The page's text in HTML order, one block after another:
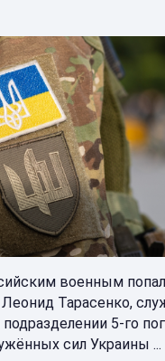
военным попал
Леонид Тарасенко,
5-го
сил Украины ...